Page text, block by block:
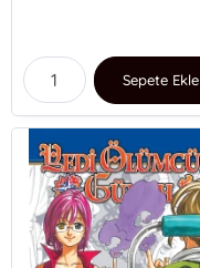
Sepete Ekle